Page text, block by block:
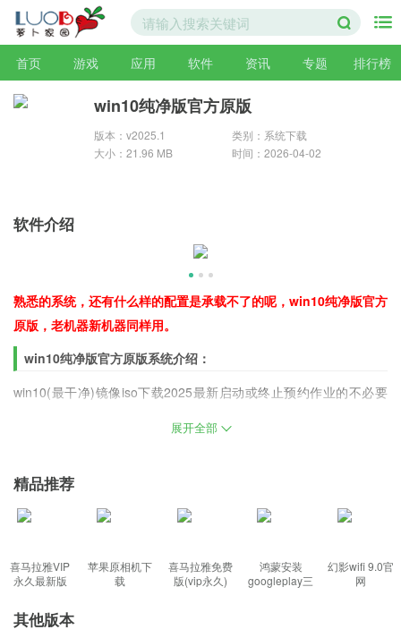
首页 游戏 应用 软件 资讯 专题 排行榜
win10纯净版官方原版
版本：v2025.1
类别：系统下载
大小：21.96 MB
时间：2026-04-02
软件介绍
熟悉的系统，还有什么样的配置是承载不了的呢，win10纯净版官方
原版，老机器新机器同样用。
win10纯净版官方原版系统介绍：
win10(最干净)镜像iso下载2025最新启动或终止预约作业的不必要
组装的驱动套装，只需要几分钟来确认系统中是否有病毒，系统优
win10纯净版官方原版功能特色：
2、确保多种系统的兼容性和稳定性，所有用户都可以轻松地进行调
3、与本地搜索一起搜索网络结果，上传并保存文件和联系数据，用
展开全部
精品推荐
喜马拉雅VIP
永久最新版
苹果原相机下
载
喜马拉雅免费
版(vip永久)
鸿蒙安装
googleplay三
幻影wifi 9.0官
网
其他版本